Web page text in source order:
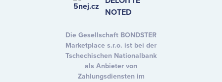
Die Gesellschaft BONDSTER
Marketplace s.r.o. ist bei der
Tschechischen Nationalbank
als Anbieter von
Zahlungsdiensten im